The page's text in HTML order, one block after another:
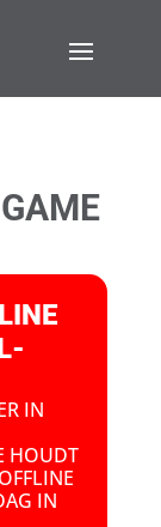
IN
HOUDT
IN